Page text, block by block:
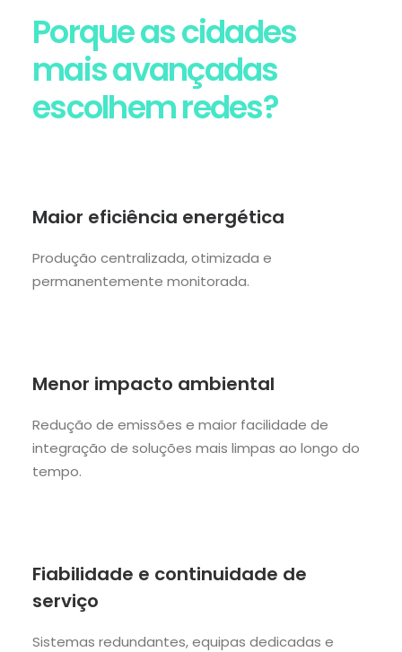
Porque as cidades
mais avançadas
escolhem redes?
Maior eficiência energética
Produção centralizada, otimizada e
permanentemente monitorada.
Menor impacto ambiental
Redução de emissões e maior facilidade de
integração de soluções mais limpas ao longo do
tempo.
Fiabilidade e continuidade de
serviço
Sistemas redundantes, equipas dedicadas e